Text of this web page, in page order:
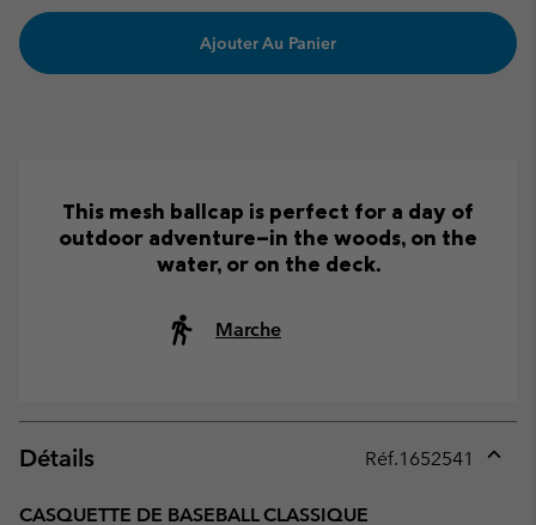
Ajouter Au Panier
This mesh ballcap is perfect for a day of
outdoor adventure—in the woods, on the
water, or on the deck.
Marche
Détails Réf.1652541
CASQUETTE DE BASEBALL CLASSIQUE